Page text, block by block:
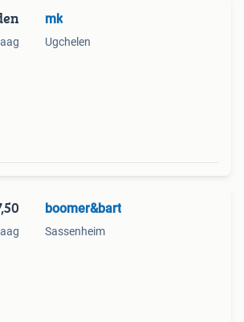
mk
Ugchelen
boomer&bart
Sassenheim